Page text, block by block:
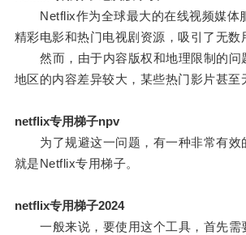
Netflix作为全球最大的在线视频媒体
精彩电影和热门电视剧资源，吸引了无数
然而，由于内容版权和地理限制的问
地区的内容差异较大，某些热门影片甚至
netflix专用梯子npv
为了规避这一问题，有一种非常有效
就是Netflix专用梯子。
netflix专用梯子2024
一般来说，要使用这个工具，首先需